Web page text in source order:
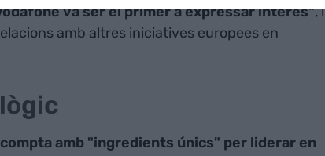
va ser el primer a expressar interès", i
amb altres iniciatives europees en
compta amb "ingredients únics" per liderar en